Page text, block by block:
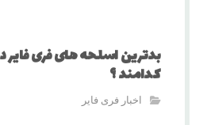
بدترین اسلحه‌ های فری فایر
کدامند ؟
اخبار فری فایر